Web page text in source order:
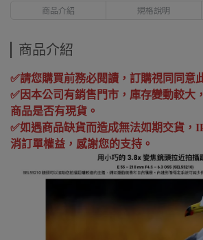
商品介紹 規格說明
商品介紹
✅請您購買前務必閱讀，訂購視同同意
✅因本公司有銷售門市，庫存變動較大
商品是否有現貨。
✅如遇商品缺貨而造成無法如期交貨，
消訂單權益，感謝您的支持。